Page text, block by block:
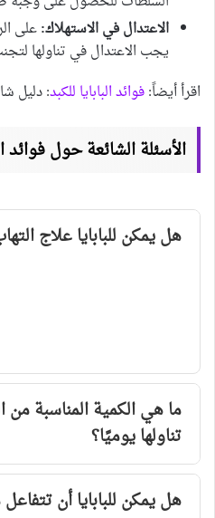
الاعتدال في الاستهلاك:على
يجب الاعتدال في تناولها
اقرأ أيضاً:فوائد البابايا للكبد: دليل
الأسئلة الشائعة حول فوائد
هل يمكن للبابايا علاج
ما هي الكمية المناسبة من
تناولها يوميًا؟
هل يمكن للبابايا أن